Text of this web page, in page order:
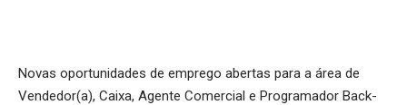
Novas oportunidades de emprego abertas para a área de
Vendedor(a), Caixa, Agente Comercial e Programador Back-